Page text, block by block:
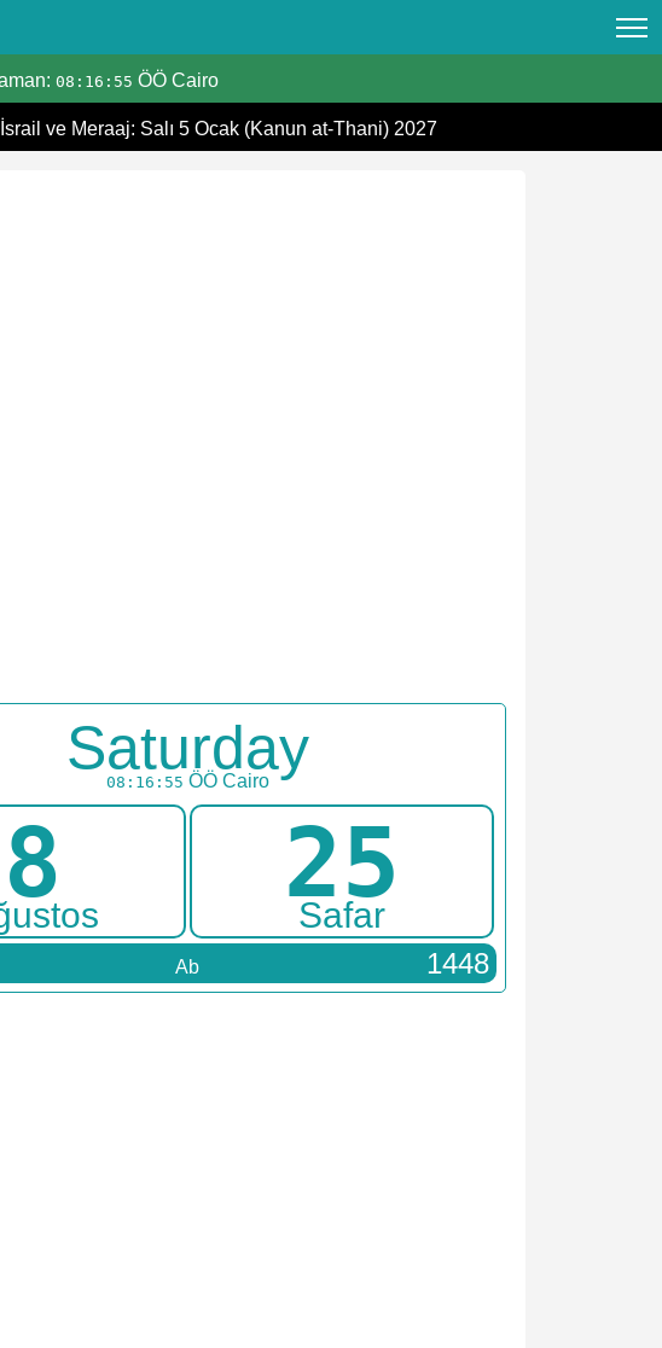
08:16:55 ÖÖ Cairo
İsrail ve Meraaj: Salı 5 Ocak (Kanun at-Thani) 2027
Saturday
08:16:55 ÖÖ Cairo
8 25
Safar
Ab 1448